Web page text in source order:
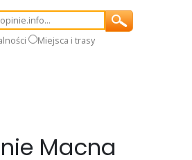
Miejsca i trasy
Macna